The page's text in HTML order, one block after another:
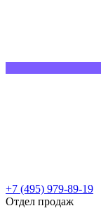
+7 (495) 979-89-19
Отдел продаж